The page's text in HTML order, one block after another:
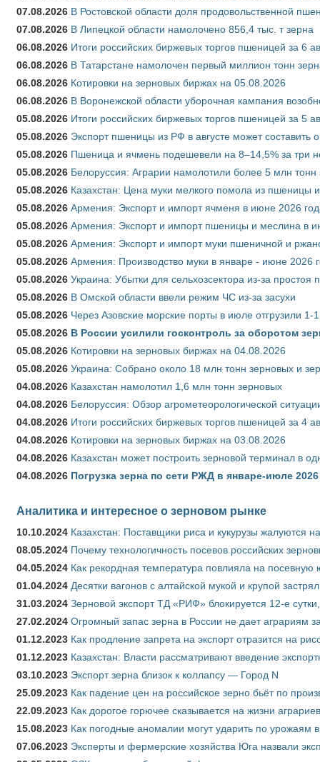
07.08.2026 В Ростовской области доля продовольственной
07.08.2026 В Липецкой области намолочено 856,4 тыс. т зерна
06.08.2026 Итоги российских биржевых торгов пшеницей за 6
06.08.2026 В Татарстане намолочен первый миллион тонн
06.08.2026 Котировки на зерновых биржах на 05.08.2026
06.08.2026 В Воронежской области уборочная кампания
05.08.2026 Итоги российских биржевых торгов пшеницей за 5
05.08.2026 Экспорт пшеницы из РФ в августе может составить
05.08.2026 Пшеница и ячмень подешевели на 8–14,5% за три
05.08.2026 Белоруссия: Аграрии намолотили более 5 млн тонн
05.08.2026 Казахстан: Цена муки мелкого помола из пшеницы
05.08.2026 Армения: Экспорт и импорт ячменя в июне 2026
05.08.2026 Армения: Экспорт и импорт пшеницы и меслина в
05.08.2026 Армения: Экспорт и импорт муки пшеничной и
05.08.2026 Армения: Производство муки в январе - июне 2026
05.08.2026 Украина: Убытки для сельхозсектора из-за простоя
05.08.2026 В Омской области ввели режим ЧС из-за засухи
05.08.2026 Через Азовские морские порты в июле отгрузили
05.08.2026 В России усилили госконтроль за оборотом
05.08.2026 Котировки на зерновых биржах на 04.08.2026
05.08.2026 Украина: Собрано около 18 млн тонн зерновых и
04.08.2026 Казахстан намолотил 1,6 млн тонн зерновых
04.08.2026 Белоруссия: Обзор агрометеорологической
04.08.2026 Итоги российских биржевых торгов пшеницей за 4
04.08.2026 Котировки на зерновых биржах на 03.08.2026
04.08.2026 Казахстан может построить зерновой терминал в
04.08.2026 Погрузка зерна по сети РЖД в январе-июле
Аналитика и интересное о зерновом рынке
10.10.2024 Казахстан: Поставщики риса и кукурузы жалуются
08.05.2024 Почему технологичность посевов российских
04.05.2024 Как рекордная температура повлияла на
01.04.2024 Десятки вагонов с алтайской мукой и крупой
31.03.2024 Зерновой экспорт ТД «РИФ» блокируется 12-е
27.02.2024 Огромный запас зерна в России не дает аграриям
01.12.2023 Как продление запрета на экспорт отразится на
01.12.2023 Казахстан: Власти рассматривают введение
03.10.2023 Экспорт зерна близок к коллапсу — Город N
25.09.2023 Как падение цен на российское зерно бьёт по
22.09.2023 Как дорогое горючее сказывается на жизни аграриев
15.08.2023 Как погодные аномалии могут ударить по урожаям
07.06.2023 Эксперты и фермерские хозяйства Юга назвали